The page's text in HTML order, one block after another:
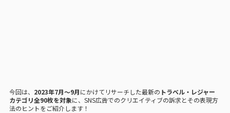
今回は、 2023年7月〜9月にかけてリサーチした最新の トラベル・レジャー
カテゴリ全90枚を対象に、SNS広告でのクリエイティブの訴求とその表現方
法のヒントをご紹介します！